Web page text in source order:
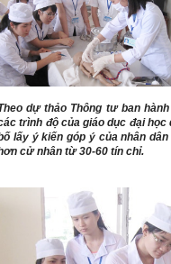
dự thảo Thông tư ban
trình độ của giáo dục đại
lấy ý kiến góp ý của nhân
cử nhân từ 30-60 tín chỉ.